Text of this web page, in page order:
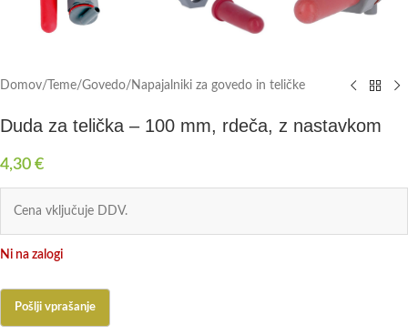
Domov/ Teme/Govedo/ Napajalniki za govedo in teličke
Duda za telička – 100 mm, rdeča, z nastavkom
4,30 €
Cena vključuje DDV.
Ni na zalogi